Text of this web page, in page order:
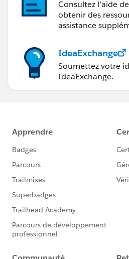
Consultez l’aide
obtenir des
assistance
IdeaExchange
Soumettez votre
IdeaExchange.